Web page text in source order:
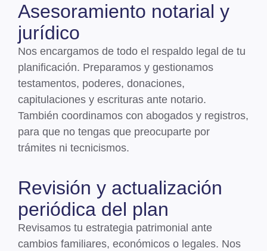
Asesoramiento notarial y
jurídico
Nos encargamos de todo el respaldo legal de tu
planificación. Preparamos y gestionamos
testamentos, poderes, donaciones,
capitulaciones y escrituras ante notario.
También coordinamos con abogados y registros,
para que no tengas que preocuparte por
trámites ni tecnicismos.
Revisión y actualización
periódica del plan
Revisamos tu estrategia patrimonial ante
cambios familiares, económicos o legales. Nos